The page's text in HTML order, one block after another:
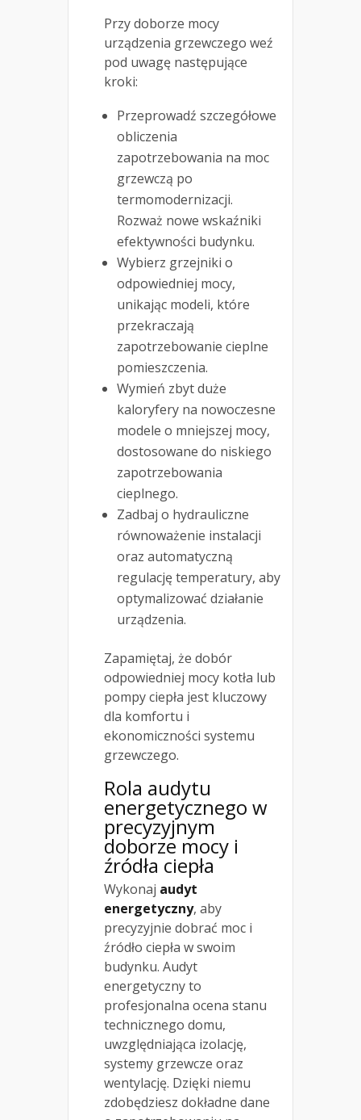
Przy doborze mocy
urządzenia grzewczego weź
pod uwagę następujące
kroki:
Przeprowadź szczegółowe
obliczenia
zapotrzebowania na moc
grzewczą po
termomodernizacji.
Rozważ nowe wskaźniki
efektywności budynku.
Wybierz grzejniki o
odpowiedniej mocy,
unikając modeli, które
przekraczają
zapotrzebowanie cieplne
pomieszczenia.
Wymień zbyt duże
kaloryfery na nowoczesne
modele o mniejszej mocy,
dostosowane do niskiego
zapotrzebowania
cieplnego.
Zadbaj o hydrauliczne
równoważenie instalacji
oraz automatyczną
regulację temperatury, aby
optymalizować działanie
urządzenia.
Zapamiętaj, że dobór
odpowiedniej mocy kotła lub
pompy ciepła jest kluczowy
dla komfortu i
ekonomiczności systemu
grzewczego.
Rola audytu
energetycznego w
precyzyjnym
doborze mocy i
źródła ciepła
Wykonaj audyt
energetyczny, aby
precyzyjnie dobrać moc i
źródło ciepła w swoim
budynku. Audyt
energetyczny to
profesjonalna ocena stanu
technicznego domu,
uwzględniająca izolację,
systemy grzewcze oraz
wentylację. Dzięki niemu
zdobędziesz dokładne dane